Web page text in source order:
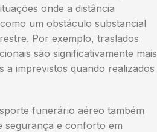
onde a distância
um obstáculo substancial
Por exemplo, traslados
são significativamente mais
a imprevistos quando realizados
funerário aéreo também
segurança e conforto em